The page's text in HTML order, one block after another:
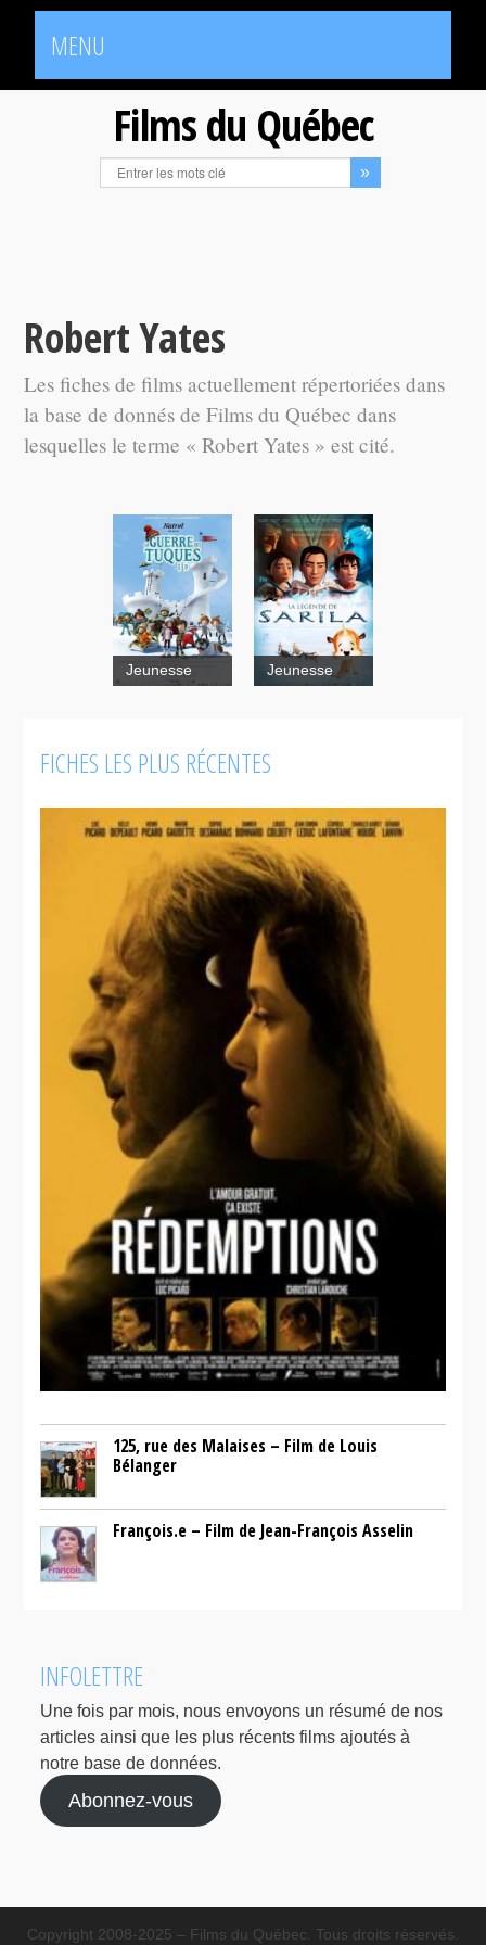
MENU
Films du Québec
Robert Yates
Les fiches de films actuellement répertoriées dans
la base de donnés de Films du Québec dans
lesquelles le terme « Robert Yates » est cité.
La guerre
des tuques
Jeunesse Jeunesse
FICHES LES PLUS RÉCENTES
125, rue des Malaises – Film de Louis
Bélanger
François.e – Film de Jean-François Asselin
INFOLETTRE
Une fois par mois, nous envoyons un résumé de nos
articles ainsi que les plus récents films ajoutés à
notre base de données.
Abonnez-vous
Copyright 2008-2025 – Films du Québec. Tous droits réservés.